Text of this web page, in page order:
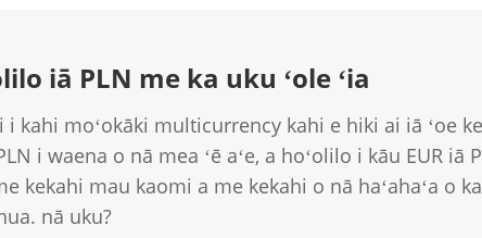
iā PLN me ka uku ʻole ʻia
i kahi moʻokāki multicurrency kahi e hiki ai iā ʻoe ke
i waena o nā mea ʻē aʻe, a hoʻolilo i kāu EUR iā
kekahi mau kaomi a me kekahi o nā haʻahaʻa o ka
nā uku?